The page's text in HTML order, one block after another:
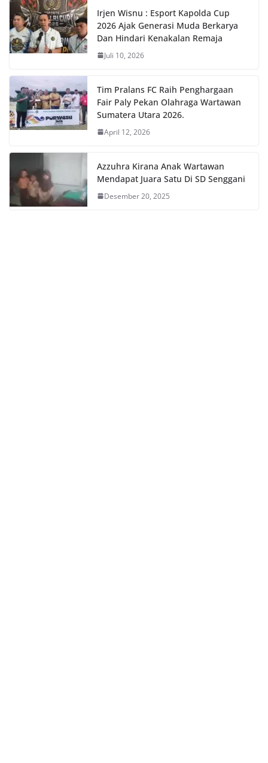
Irjen Wisnu : Esport Kapolda Cup
2026 Ajak Generasi Muda Berkarya
Dan Hindari Kenakalan Remaja
Juli 10, 2026
Tim Pralans FC Raih Penghargaan
Fair Paly Pekan Olahraga Wartawan
Sumatera Utara 2026.
April 12, 2026
Azzuhra Kirana Anak Wartawan
Mendapat Juara Satu Di SD Senggani
Desember 20, 2025